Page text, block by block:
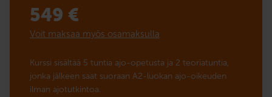
549 €
Voit maksaa myös osamaksulla
Kurssi sisältää 5 tuntia ajo-opetusta ja 2 teoriatuntia,
jonka jälkeen saat suoraan A2-luokan ajo-oikeuden
ilman ajotutkintoa.